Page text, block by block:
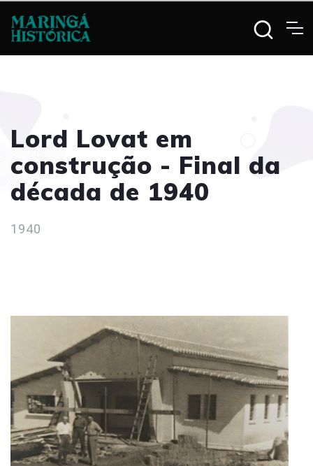
Lord Lovat em
construção - Final da
década de 1940
1940